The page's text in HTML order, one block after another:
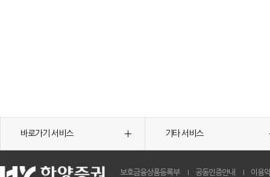
바로가기 서비스 기타 서비스
보호금융상품등록부 공동인증안내 이용